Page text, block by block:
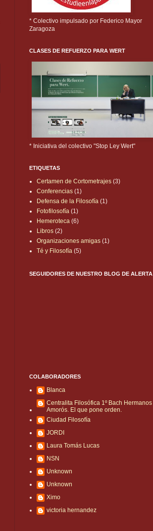
* Colectivo impulsado por Federico Mayor
Zaragoza
CLASES DE REFUERZO PARA WERT
* Iniciativa del colectivo "Stop Ley Wert"
ETIQUETAS
Certamen de Cortometrajes (3)
Conferencias (1)
Defensa de la Filosofía (1)
Fotofilosofía (1)
Hemeroteca (6)
Libros (2)
Organizaciones amigas (1)
Té y Filosofía (5)
SEGUIDORES DE NUESTRO BLOG DE ALERTA
COLABORADORES
Blanca
Centralita Filosófica 1º Bach Hermanos
Amorós. El que pone orden.
Ciudad Filosofía
JORDI
Laura Tomás Lucas
NSN
Unknown
Unknown
Ximo
victoria hernandez